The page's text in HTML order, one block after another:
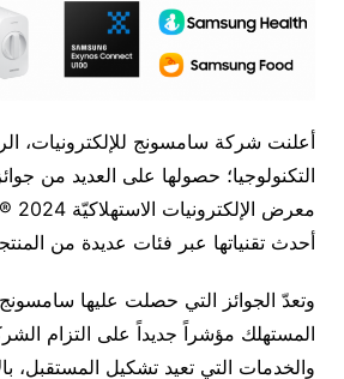
أعلنت شركة سامسونج للإلكترونيات،
التكنولوجيا؛ حصولها على العديد من
أحدث تقنياتها عبر فئات عديدة من
وتعدّ الجوائز التي حصلت عليها
المستهلك مؤشراً جديداً على التزام
والخدمات التي تعيد تشكيل المستقبل،